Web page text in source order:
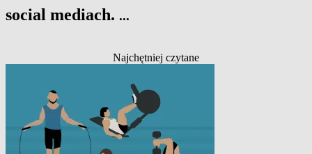
social mediach. ...
Najchętniej czytane